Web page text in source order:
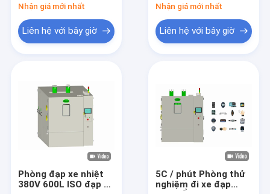
Nhận giá mới nhất
Liên hệ với bây giờ
Nhận giá mới nhất
Liên hệ với bây giờ
Phòng đạp xe nhiệt
380V 600L ISO đạp xe
5C / phút Phòng thử
nghiệm đi xe đạp